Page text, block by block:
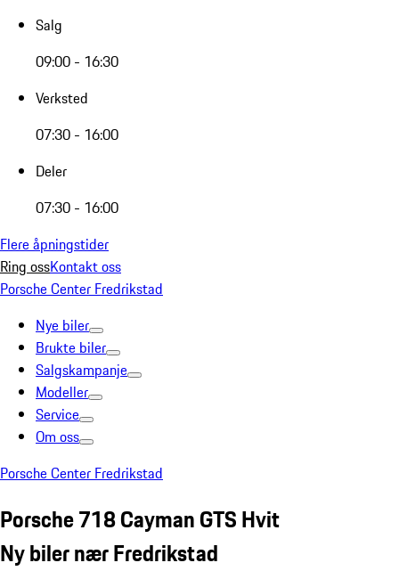
Salg
09:00 - 16:30
Verksted
07:30 - 16:00
Deler
07:30 - 16:00
Flere åpningstider
Ring ossKontakt oss
Porsche Center Fredrikstad
Nye biler
Brukte biler
Salgskampanje
Modeller
Service
Om oss
Porsche Center Fredrikstad
Porsche 718 Cayman GTS Hvit
Ny biler nær Fredrikstad